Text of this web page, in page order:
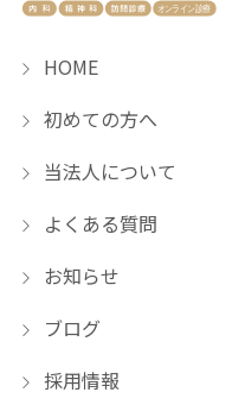
HOME
初めての方へ
当法人について
よくある質問
お知らせ
ブログ
採用情報